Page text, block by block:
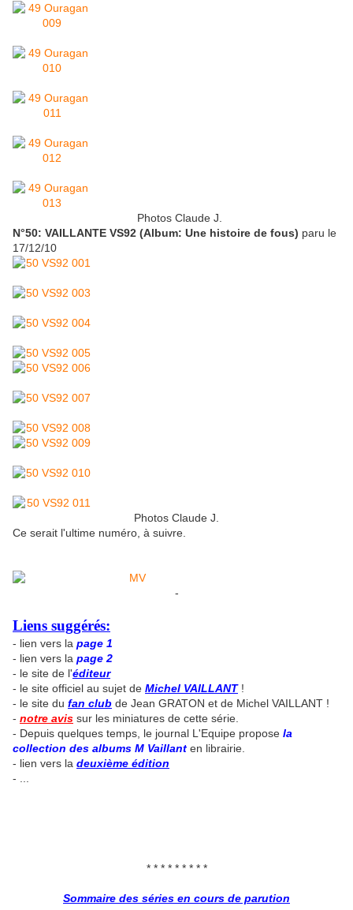
Photos Claude J.
N°50: VAILLANTE VS92 (Album: Une histoire de fous) paru le
17/12/10
Photos Claude J.
Ce serait l'ultime numéro, à suivre.
-
Liens suggérés:
- lien vers la page 1
- lien vers la page 2
- le site de l'éditeur
- le site officiel au sujet de Michel VAILLANT!
- le site du fan club de Jean GRATON et de Michel VAILLANT !
- notre avis sur les miniatures de cette série.
- Depuis quelques temps, le journal L'Equipe propose la
collection des albums M Vaillant en librairie.
- lien vers la deuxième édition
- ...
* * * * * * * * *
Sommaire des séries en cours de parution